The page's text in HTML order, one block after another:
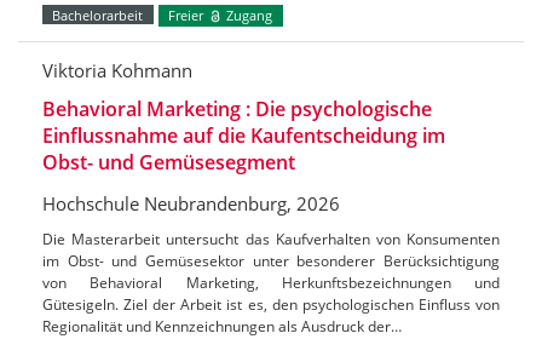
Bachelorarbeit Freier Zugang
Viktoria Kohmann
Behavioral Marketing : Die psychologische
Einflussnahme auf die Kaufentscheidung im
Obst- und Gemüsesegment
Hochschule Neubrandenburg, 2026
Die Masterarbeit untersucht das Kaufverhalten von Konsumenten
im Obst- und Gemüsesektor unter besonderer Berücksichtigung
von Behavioral Marketing, Herkunftsbezeichnungen und
Gütesigeln. Ziel der Arbeit ist es, den psychologischen Einfluss von
Regionalität und Kennzeichnungen als Ausdruck der…